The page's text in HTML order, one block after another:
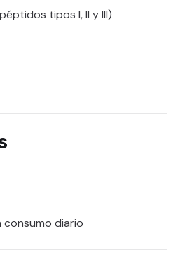
tipos I, II y III)
diario